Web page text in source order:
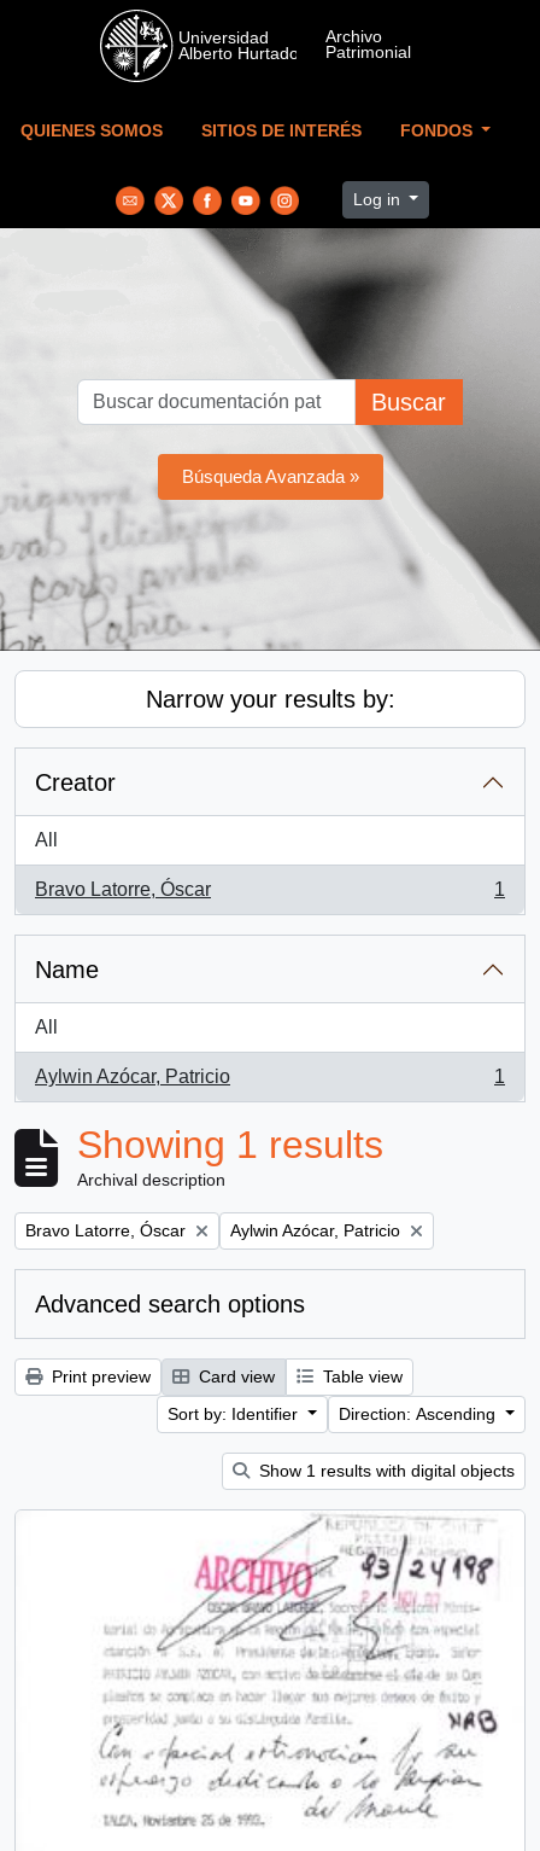
Skip to main content
QUIENES SOMOS SITIOS DE INTERÉS FONDOS
Log in
Buscar
Búsqueda Avanzada »
Narrow your results by:
Creator
All
Bravo Latorre, Óscar
, 1 results
1
Name
All
Aylwin Azócar, Patricio
, 1 results
1
Showing 1 results
Archival description
Remove filter:
Bravo Latorre, Óscar Remove filter:
Aylwin Azócar, Patricio
Advanced search options
Print preview Card view
Table view
Sort by: Identifier
Direction: Ascending
Show 1 results with digital objects